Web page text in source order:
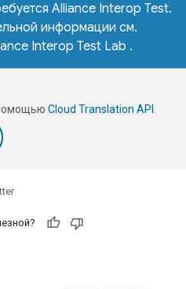
Alliance Interop Test.
информации см.
Interop Test Lab .
Cloud Translation API